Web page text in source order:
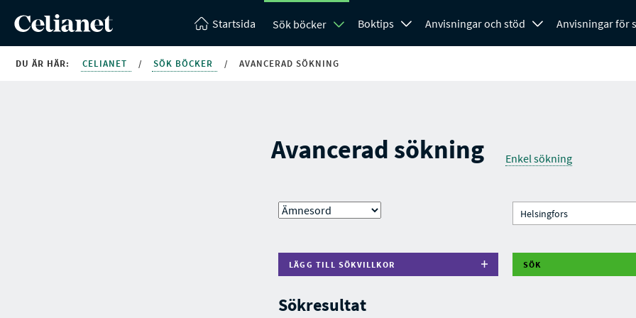
Startsida Sök böcker Boktips Anvisningar och stöd Anvisningar för
DU ÄR HÄR: CELIANET / SÖK BÖCKER / AVANCERAD SÖKNING
Avancerad sökning Enkel sökning
LÄGG TILL SÖKVILLKOR SÖK
Sökresultat